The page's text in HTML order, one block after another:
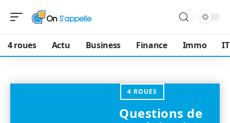
4 roues Actu Business Finance Immo IT
4 ROUES
Questions de